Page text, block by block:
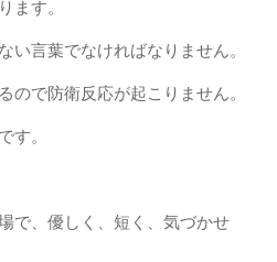
ます。
い言葉でなければなりません。
ので防衛反応が起こりません。
す。
で、優しく、短く、気づかせ